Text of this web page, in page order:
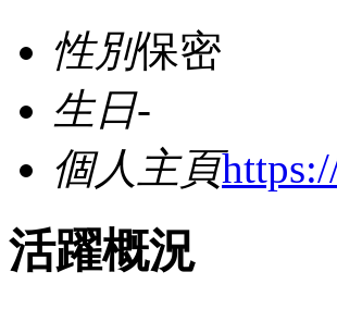
性別保密
生日-
個人主頁
活躍概況